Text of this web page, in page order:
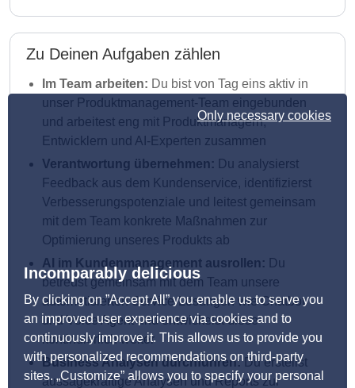
Only necessary cookies
Incomparably delicious
By clicking on ”Accept All” you enable us to serve you
an improved user experience via cookies and to
continuously improve it. This allows us to provide you
with personalized recommendations on third-party
sites. „Customize” allows you to specify your personal
Zu Deinen Aufgaben zählen
Im Team arbeiten: Du bist von Tag eins aktiv in
unser Produktmanagement-Team eingebunden
und arbeitest eng mit Produktmanagern,
Entwicklern und AI-Experten zusammen
Verantwortung übernehmen: Du analysierst
Feedback aus dem Kundenservice, identifizierst
Verbesserungspotenziale und leitest gemeinsam
mit dem Team konkrete Maßnahmen zur
Optimierung unseres Produkts ab
AI im Kundenmanagement ausrollen: Du
betreust gemeinsam mit dem Team unsere
automatisierten Service-Lösungen wie Chatbot
und Voice Agent und entwickelst diese
kontinuierlich weiter
Business Analysen durchführen:Du erstellst
aussagekräftige Analysen und Reports zur